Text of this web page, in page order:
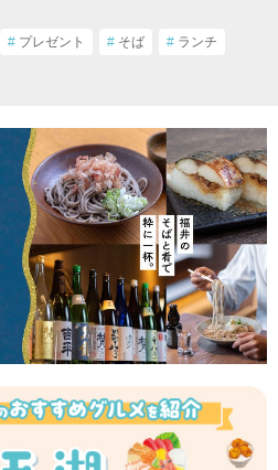
# プレゼント # そば # ランチ